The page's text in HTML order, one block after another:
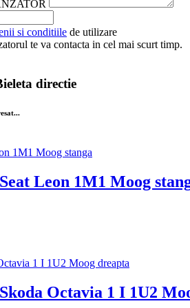
si conditiile de utilizare
te va contacta in cel mai scurt timp.
directie
Leon 1M1 Moog
Octavia 1 I 1U2